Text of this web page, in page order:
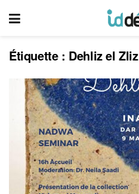
Étiquette : Dehliz el Zliz